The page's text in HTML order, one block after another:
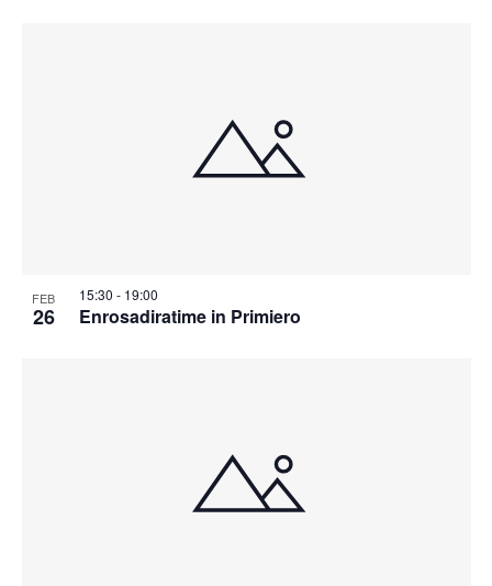
FEB
26 Enrosadiratime in Primiero
15:30 - 19:00